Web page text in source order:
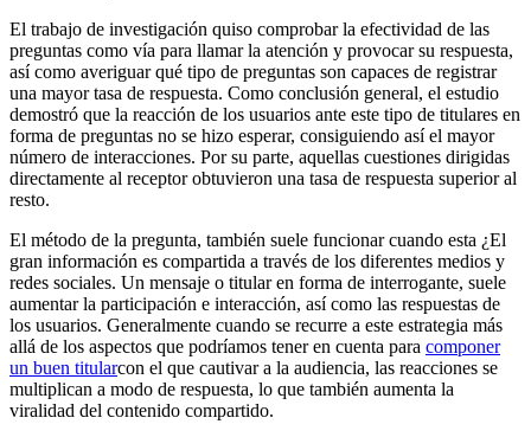
El trabajo de investigación quiso comprobar la efectividad de las
preguntas como vía para llamar la atención y provocar su respuesta,
así como averiguar qué tipo de preguntas son capaces de registrar
una mayor tasa de respuesta. Como conclusión general, el estudio
demostró que la reacción de los usuarios ante este tipo de titulares en
forma de preguntas no se hizo esperar, consiguiendo así el mayor
número de interacciones. Por su parte, aquellas cuestiones dirigidas
directamente al receptor obtuvieron una tasa de respuesta superior al
resto.
El método de la pregunta, también suele funcionar cuando esta ¿El
gran información es compartida a través de los diferentes medios y
redes sociales. Un mensaje o titular en forma de interrogante, suele
aumentar la participación e interacción, así como las respuestas de
los usuarios. Generalmente cuando se recurre a este estrategia más
allá de los aspectos que podríamos tener en cuenta para componer
un buen titularcon el que cautivar a la audiencia, las reacciones se
multiplican a modo de respuesta, lo que también aumenta la
viralidad del contenido compartido.